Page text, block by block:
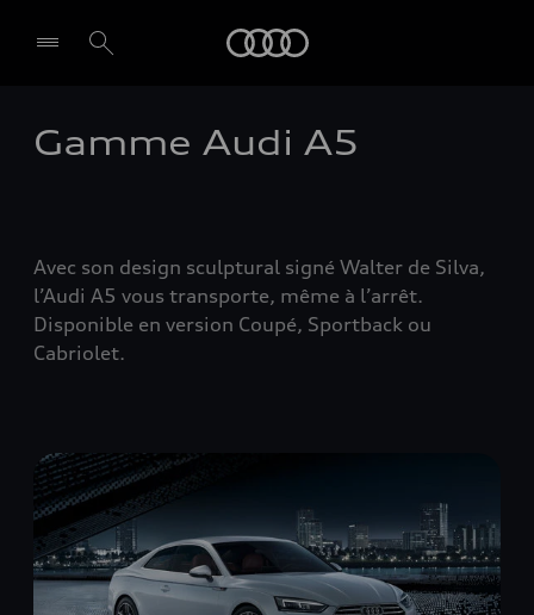
Gamme Audi A5
Avec son design sculptural signé Walter de Silva,
l’Audi A5 vous transporte, même à l’arrêt.
Disponible en version Coupé, Sportback ou
Cabriolet.